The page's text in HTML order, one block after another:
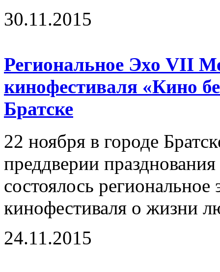
30.11.2015
Региональное Эхо VII
кинофестиваля «Кино
Братске
22 ноября в городе
преддверии
состоялось
кинофестиваля о жизни
24.11.2015